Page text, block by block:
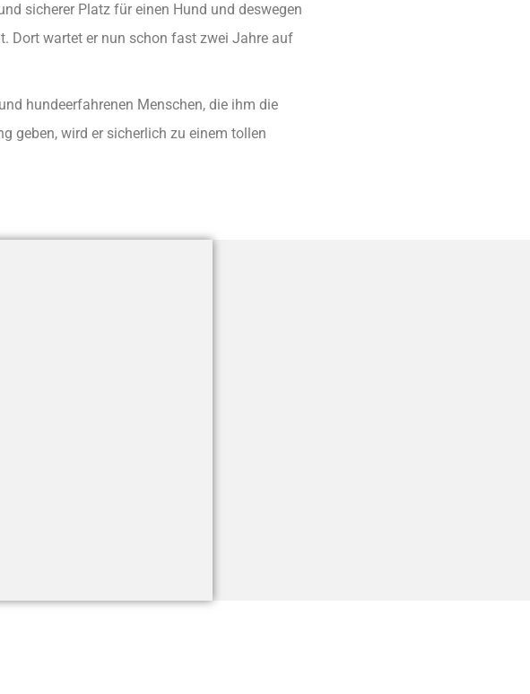
sicherer Platz für einen Hund und deswegen
Dort wartet er nun schon fast zwei Jahre auf
hundeerfahrenen Menschen, die ihm die
geben, wird er sicherlich zu einem tollen